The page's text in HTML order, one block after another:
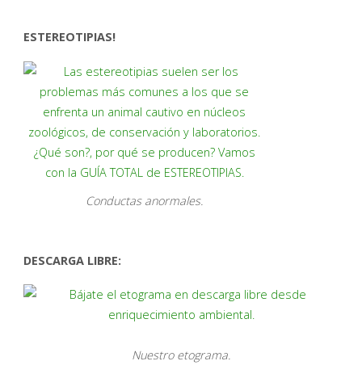
ESTEREOTIPIAS!
Conductas anormales.
DESCARGA LIBRE:
Nuestro etograma.